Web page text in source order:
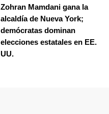
Zohran Mamdani gana la
alcaldía de Nueva York;
demócratas dominan
elecciones estatales en EE.
UU.